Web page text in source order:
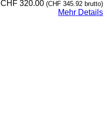
CHF320.00 (CHF345.92brutto)
Mehr Details